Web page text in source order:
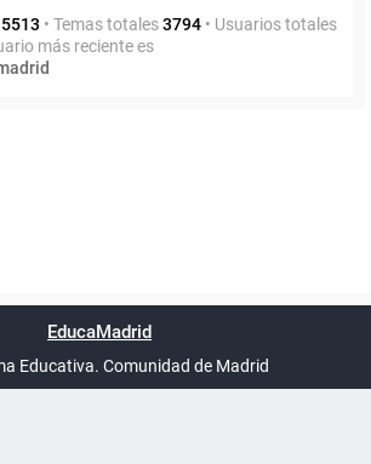
• Temas totales3794 • Usuarios totales
más reciente es
phpBB España
EducaMadrid
Educativa. Comunidad de Madrid